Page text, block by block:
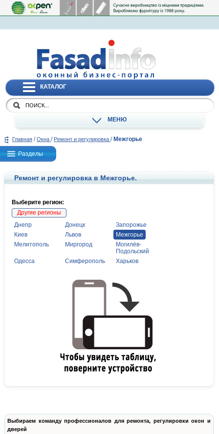
КАТАЛОГ
МЕНЮ
Главная / Окна / Ремонт и регулировка / Межгорье
Разделы
Ремонт и регулировка в Межгорье.
Выберите регион:
Другие регионы
Днепр
Донецк
Запорожье
Киев
Львов
Межгорье
Мелитополь
Миргород
Могилёв-
Подольский
Одесса
Симферополь Харьков
Выбираем команду профессионалов для ремонта, регулировки окон и
дверей